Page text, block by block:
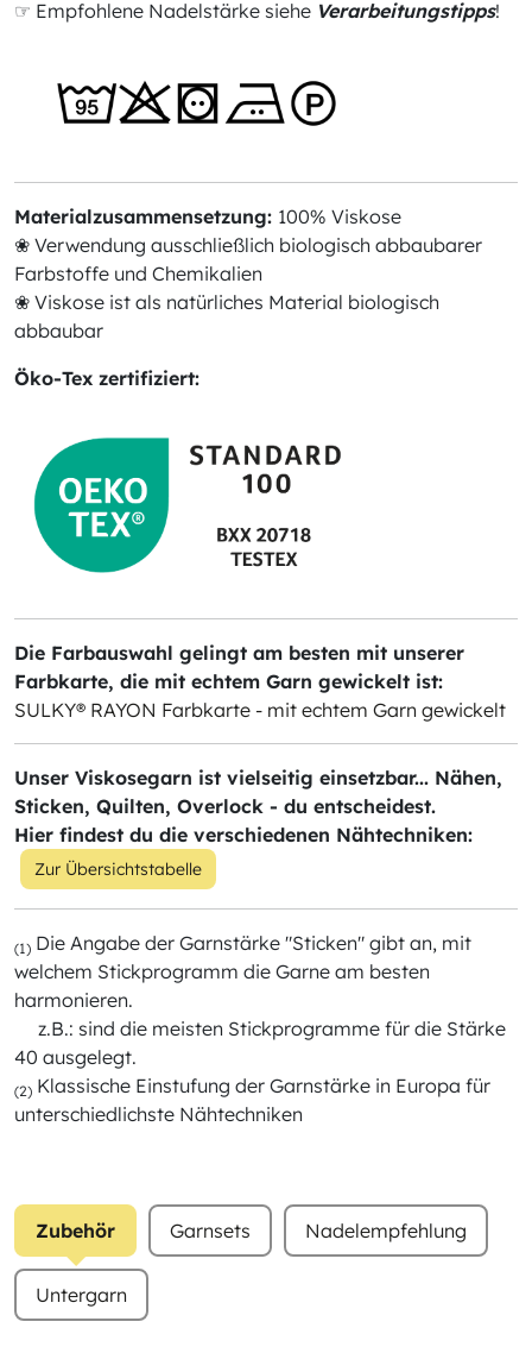
☞ Empfohlene Nadelstärke siehe Verarbeitungstipps!
Materialzusammensetzung: 100% Viskose
❀ Verwendung ausschließlich biologisch abbaubarer
Farbstoffe und Chemikalien
❀ Viskose ist als natürliches Material biologisch
abbaubar
Öko-Tex zertifiziert:
Die Farbauswahl gelingt am besten mit unserer
Farbkarte, die mit echtem Garn gewickelt ist:
SULKY® RAYON Farbkarte - mit echtem Garn gewickelt
Unser Viskosegarn ist vielseitig einsetzbar... Nähen,
Sticken, Quilten, Overlock - du entscheidest.
Hier findest du die verschiedenen Nähtechniken:
Zur Übersichtstabelle
(1) Die Angabe der Garnstärke "Sticken" gibt an, mit
welchem Stickprogramm die Garne am besten
harmonieren.
z.B.: sind die meisten Stickprogramme für die Stärke
40 ausgelegt.
(2) Klassische Einstufung der Garnstärke in Europa für
unterschiedlichste Nähtechniken
Zubehör Garnsets Nadelempfehlung
Untergarn